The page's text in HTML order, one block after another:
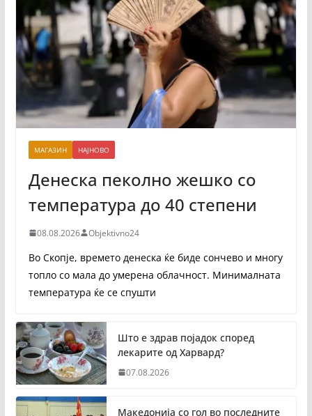
МАГАЗИН НАЈНОВО
Денеска пеколно жешко со
температура до 40 степени
08.08.2026 Objektivno24
Во Скопје, времето денеска ќе биде сончево и многу
топло со мала до умерена облачност. Минималната
температура ќе се спушти
Што е здрав појадок според
лекарите од Харвард?
07.08.2026
Македонија со гол во последните